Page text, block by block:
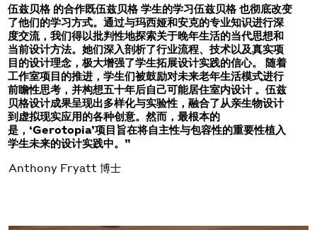
伍兹贝格 的合作既伍兹贝格 学生的学习伍兹贝格 也彻底改变
了他们的学习方式。通过与玛西娅和安克的专业知识进行深
度交流，我们得以批判性地探索关于晚年生活的当代思想和
当前设计方法。她们深入剖析了行业流程、技术以及真实项
目的设计理念，极大增强了学生拓展设计实践的信心。 随着
工作室项目的推进，学生们被鼓励对未来老年生活模式进行
前瞻性思考，并构想五十年后自己可能居住室内设计 。伍兹
贝格设计成果呈现出多样化与实验性，融合了从亲生物设计
到虚拟现实应用的各种创意。然而，最根本的
是，‘Gerotopia’项目旨在将自主性与包容性的重要性植入
学生未来的设计实践中。”
Anthony Fryatt 博士